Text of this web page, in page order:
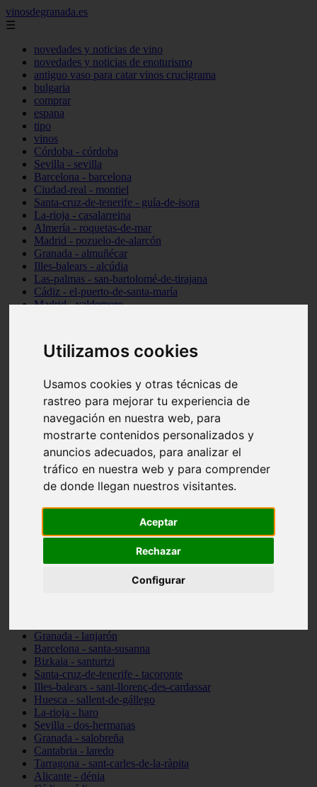
Utilizamos cookies
Usamos cookies y otras técnicas de
rastreo para mejorar tu experiencia de
navegación en nuestra web, para
mostrarte contenidos personalizados y
anuncios adecuados, para analizar el
tráfico en nuestra web y para comprender
de donde llegan nuestros visitantes.
Aceptar
Rechazar
Configurar
vinosdegranada.es
☰
novedades y noticias de vino
novedades y noticias de enoturismo
antiguo vaso para catar vinos crucigrama
bulgaria
comprar
espana
tipo
vinos
Córdoba - córdoba
Sevilla - sevilla
Barcelona - barcelona
Ciudad-real - montiel
Santa-cruz-de-tenerife - guía-de-isora
La-rioja - casalarreina
Almería - roquetas-de-mar
Madrid - pozuelo-de-alarcón
Granada - almuñécar
Illes-balears - alcúdia
Las-palmas - san-bartolomé-de-tirajana
Cádiz - el-puerto-de-santa-maría
Madrid - valdemoro
Cantabria - suances
Sevilla - bormujos
Málaga - júzcar
Huesca - alquézar
Huesca - castejón-de-sos
Lleida - alt-àneu
Córdoba - almedinilla
Navarra - zangoza
Cantabria - arenas-de-iguña
Barcelona - la-pobla-de-lillet
Murcia - cartagena
Madrid - nuevo-baztán
Granada - lanjarón
Barcelona - santa-susanna
Bizkaia - santurtzi
Santa-cruz-de-tenerife - tacoronte
Illes-balears - sant-llorenç-des-cardassar
Huesca - sallent-de-gállego
La-rioja - haro
Sevilla - dos-hermanas
Granada - salobreña
Cantabria - laredo
Tarragona - sant-carles-de-la-ràpita
Alicante - dénia